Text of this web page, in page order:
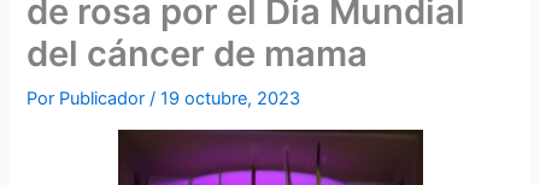
de rosa por el Día Mundial
del cáncer de mama
Por Publicador/19 octubre, 2023